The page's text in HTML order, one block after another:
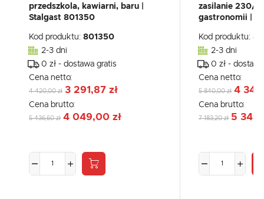
przedszkola, kawiarni, baru |
Stalgast 801350
Kod produktu: 801350
2-3 dni
0 zł - dostawa gratis
Cena netto:
4 420,00 zł 3 291,87 zł
Cena brutto:
5 436,60 zł 4 049,00 zł
zasilanie 230/
gastronomii |
Kod produktu:
2-3 dni
0 zł -
Cena netto:
5 840,00 zł 4
Cena brutto:
7 183,20 zł 5